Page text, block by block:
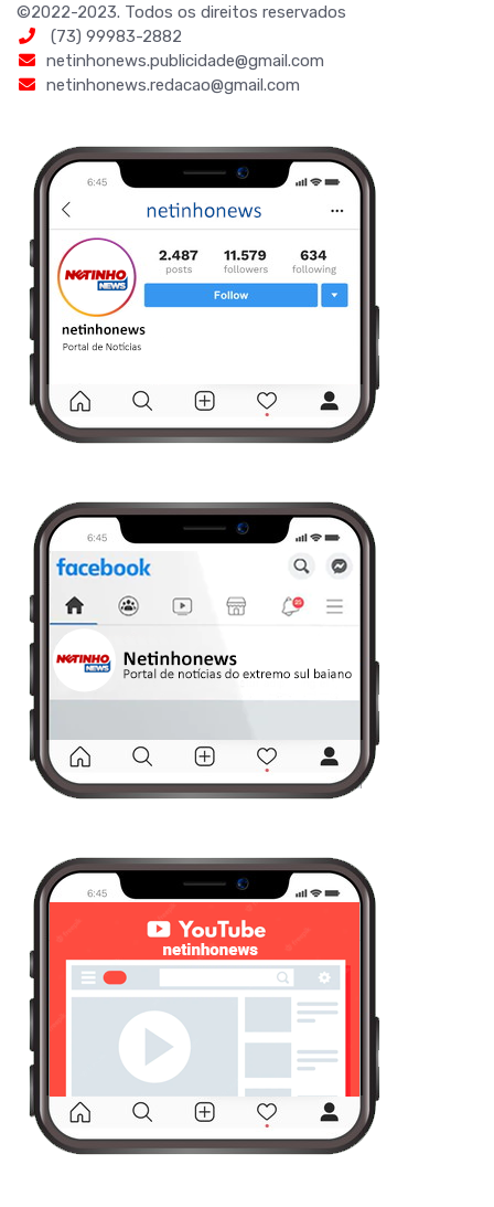
©2022-2023. Todos os direitos reservados
(73) 99983-2882
netinhonews.publicidade@gmail.com
netinhonews.redacao@gmail.com